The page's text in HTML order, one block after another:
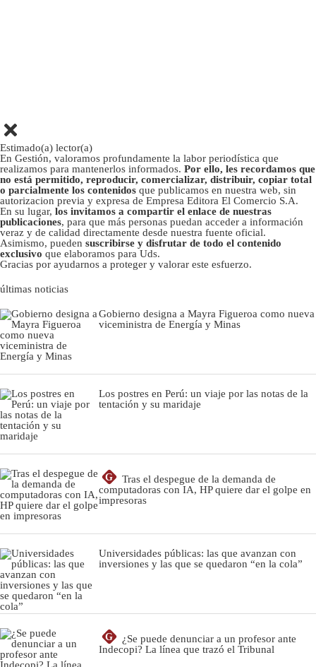
Estimado(a) lector(a)
En Gestión, valoramos profundamente la labor periodística que
realizamos para mantenerlos informados. Por ello, les recordamos que
no está permitido, reproducir, comercializar, distribuir, copiar total
o parcialmente los contenidos que publicamos en nuestra web, sin
autorizacion previa y expresa de Empresa Editora El Comercio S.A.
En su lugar, los invitamos a compartir el enlace de nuestras
publicaciones, para que más personas puedan acceder a información
veraz y de calidad directamente desde nuestra fuente oficial.
Asimismo, pueden suscribirse y disfrutar de todo el contenido
exclusivo que elaboramos para Uds.
Gracias por ayudarnos a proteger y valorar este esfuerzo.
últimas noticias
Gobierno designa a Mayra Figueroa como nueva
viceministra de Energía y Minas
Los postres en Perú: un viaje por las notas de la
tentación y su maridaje
G
Tras el despegue de la demanda de
computadoras con IA, HP quiere dar el golpe en
impresoras
Universidades públicas: las que avanzan con
inversiones y las que se quedaron “en la cola”
G
¿Se puede denunciar a un profesor ante
Indecopi? La línea que trazó el Tribunal